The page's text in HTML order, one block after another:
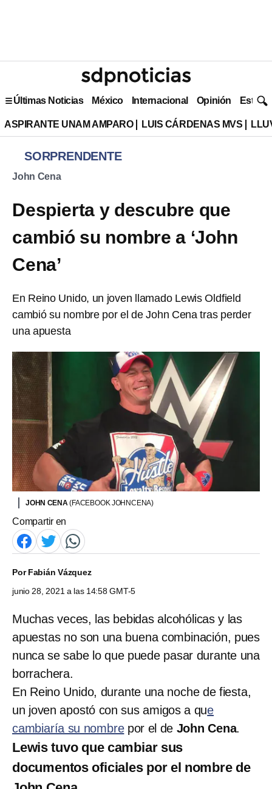
Últimas Noticias México Internacional Opinión Estilo
ASPIRANTE UNAM AMPARO LUIS CÁRDENAS MVS
SORPRENDENTE
John Cena
Despierta y descubre que
cambió su nombre a ‘John
Cena’
En Reino Unido, un joven llamado Lewis Oldfield
cambió su nombre por el de John Cena tras perder
una apuesta
JOHN CENA(FACEBOOK JOHNCENA)
Compartir en
PorFabián Vázquez
junio 28, 2021 a las 14:58 GMT-5
Muchas veces, las bebidas alcohólicas y las
apuestas no son una buena combinación, pues
nunca se sabe lo que puede pasar durante una
borrachera.
En Reino Unido, durante una noche de fiesta,
un joven apostó con sus amigos a que
cambiaría su nombrepor el de John Cena.
Lewis tuvo que cambiar sus
documentos oficiales por el nombre de